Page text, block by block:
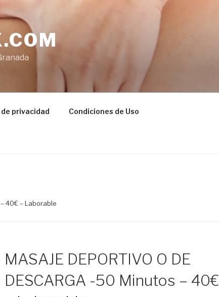
privacidad Condiciones de Uso
– 40€ – Laborable
MASAJE DEPORTIVO O DE
DESCARGA -50 Minutos – 40€